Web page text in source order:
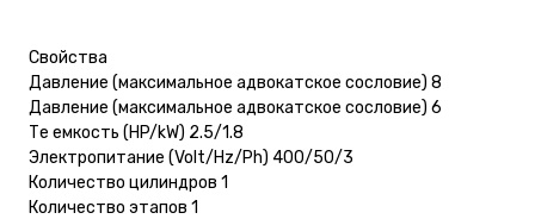
Свойства
Давление (максимальное адвокатское сословие) 8
Давление (максимальное адвокатское сословие) 6
Те емкость (HP/kW) 2.5/1.8
Электропитание (Volt/Hz/Ph) 400/50/3
Количество цилиндров 1
Количество этапов 1